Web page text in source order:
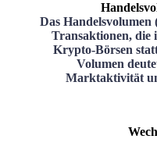
Das
Transaktionen, die
Krypto-Börsen
Volumen
Marktaktivität